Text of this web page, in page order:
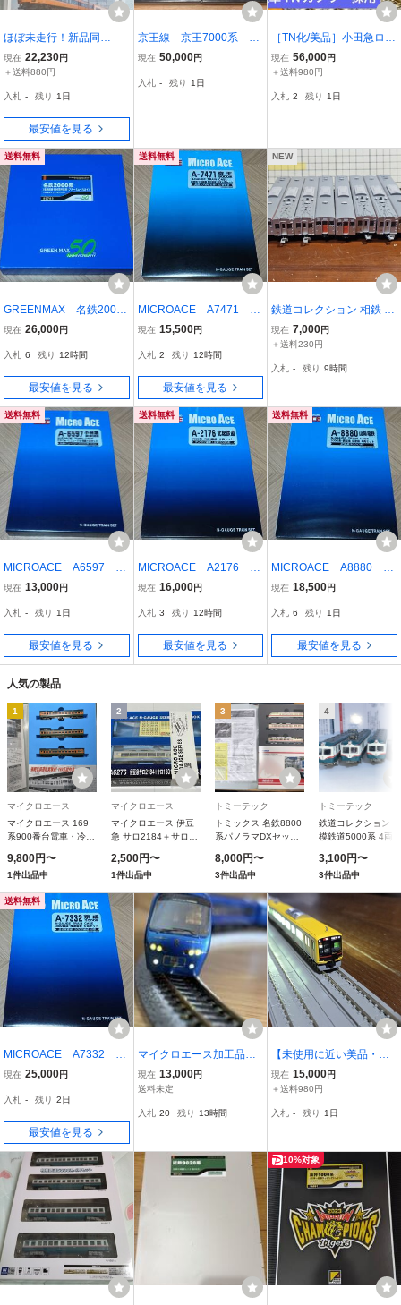
ほぼ未走行！新品同
様！！ グリーンマック
ス 近鉄12200系「スナッ
結計6両セット
現在 22,230円
＋送料880円
入札 - 残り 1日
最安値を見る
京王線 京王7000系 新
塗装 10両 マイクロエー
現在 50,000円
入札 - 残り 1日
［TN化/美品］小田急ロマ
ンスカー 60000形 MSE
改良品
現在 56,000円
＋送料980円
入札 2 残り 1日
送料無料
GREENMAX 名鉄2000
系(名鉄創業130周年記
4両構成セット(動力付
き) 未使用品
現在 26,000円
入札 6 残り 12時間
最安値を見る
送料無料
MICROACE A7471 京
王9000系 都営地下鉄乗
ト 未使用品
現在 15,500円
入札 2 残り 12時間
最安値を見る
NEW
鉄道コレクション 相鉄 70
00系 8両 (4箱分)
現在 7,000円
＋送料230円
入札 - 残り 9時間
送料無料
MICROACE A6597 小
田急30000系 EXEα・リ
ト 未使用品
現在 13,000円
入札 - 残り 1日
最安値を見る
送料無料
MICROACE A2176 北
総鉄道 7000形 7004編
現在 16,000円
入札 3 残り 12時間
最安値を見る
送料無料
MICROACE A8880 山
陽電鉄 3050系・鋼製
美品
現在 18,500円
入札 6 残り 1日
最安値を見る
人気の製品
1
マイクロエース
マイクロエース 169
系900番台電車・冷房
両セット A0916
9,800円〜
1件出品中
2
マイクロエース
マイクロエース 伊豆
急 サロ2184＋サロ
クス」 2両セット
A6276
2,500円〜
1件出品中
3
トミーテック
トミックス 名鉄8800
系パノラマDXセット
8,000円〜
3件出品中
4
トミーテック
鉄道コレクション 相
模鉄道5000系 4両セ
3,100円〜
3件出品中
送料無料
MICROACE A7332 京
成3000形 3002編成・検
用品
現在 25,000円
入札 - 残り 2日
最安値を見る
マイクロエース加工品
伊豆急 THE ROYAL EX
PRESS マイクロエース N
現在 13,000円
送料未定
入札 20 残り 13時間
【未使用に近い美品・全
車両室内灯付き！】 KAT
O 10-1294 東急5050系40
10両セット！
現在 15,000円
＋送料980円
入札 - 残り 1日
10%対象